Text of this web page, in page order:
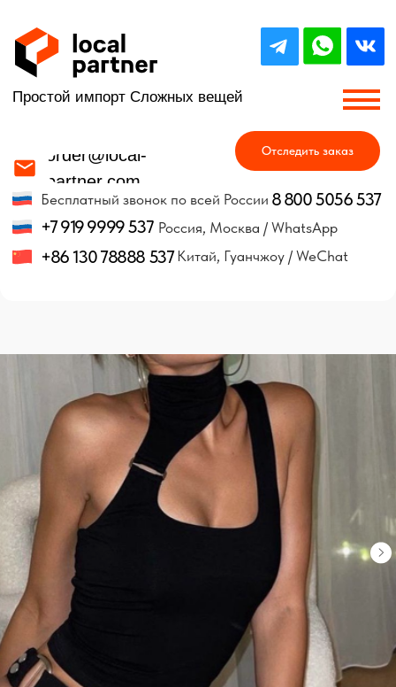
+86 130 78888 537
+7 919 9999 537
8 800 5056 537
Китай, Гуанчжоу / WeChat
Россия, Москва / WhatsApp
Простой импорт Сложных вещей
Отследить заказ